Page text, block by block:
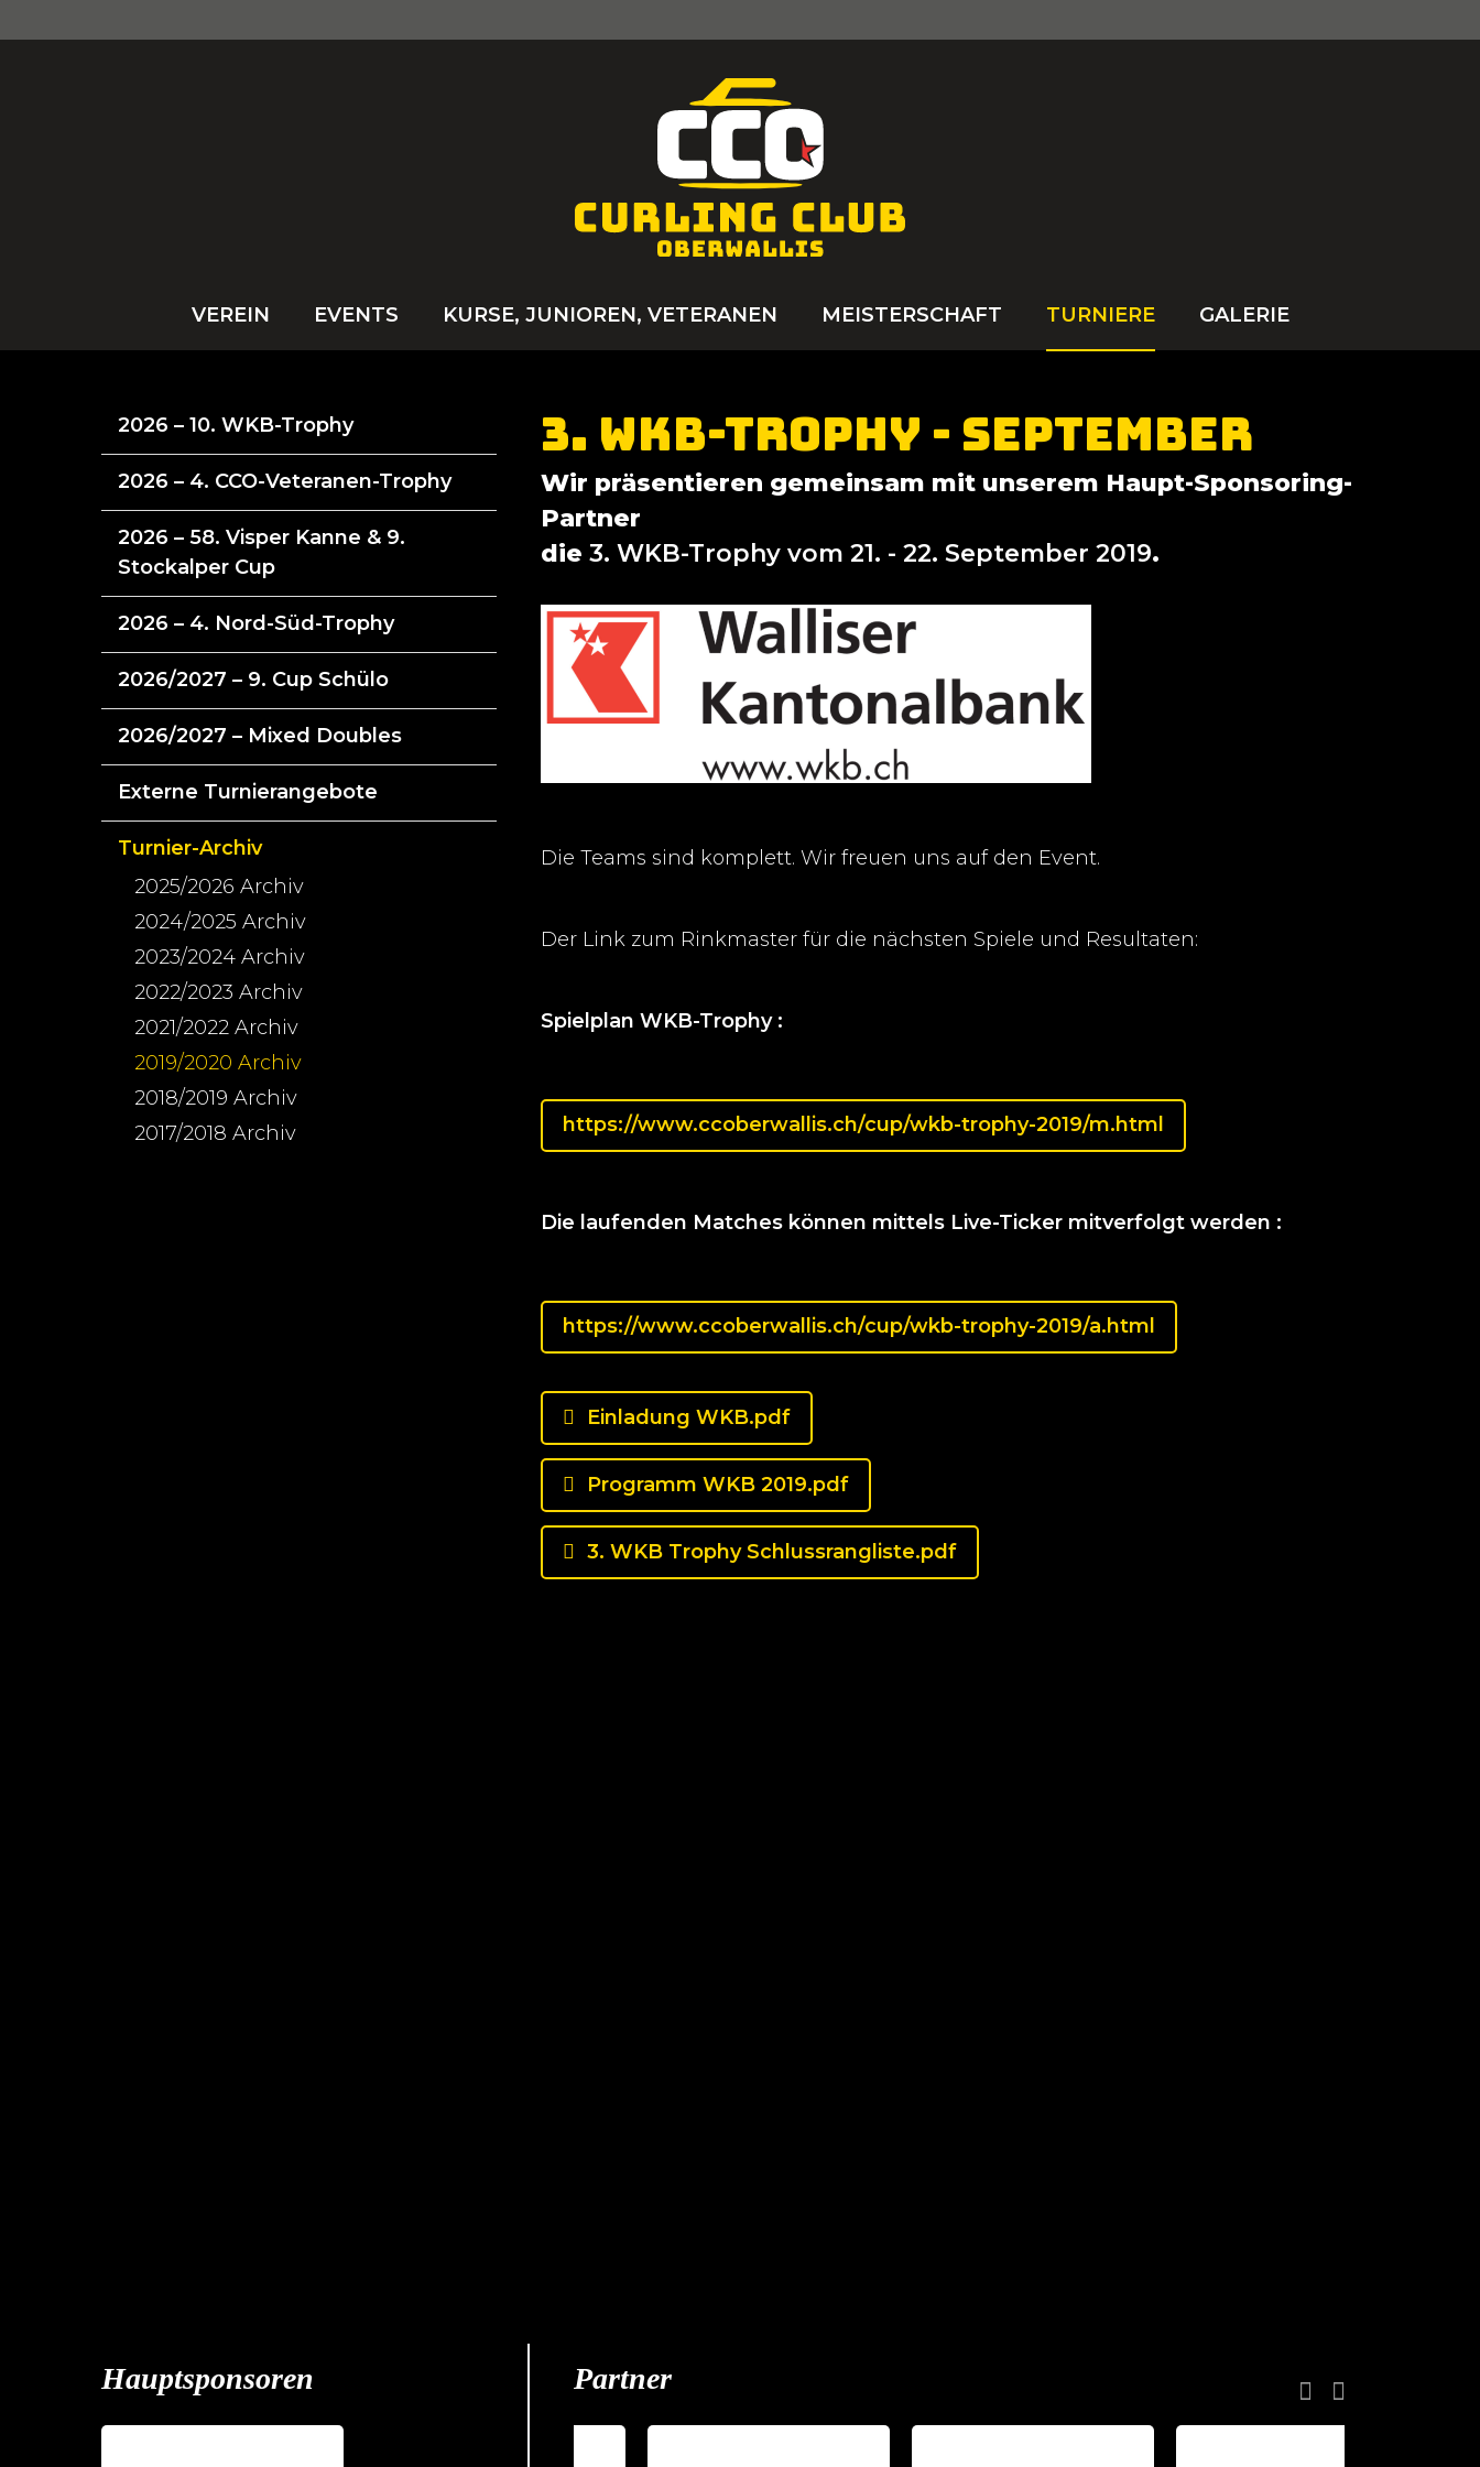
VEREIN EVENTS KURSE, JUNIOREN, VETERANEN MEISTERSCHAFT TURNIERE GALERIE
2026 – 10. WKB-Trophy
2026 – 4. CCO-Veteranen-Trophy
2026 – 58. Visper Kanne & 9.
Stockalper Cup
2026 – 4. Nord-Süd-Trophy
2026/2027 – 9. Cup Schülo
2026/2027 – Mixed Doubles
Externe Turnierangebote
Turnier-Archiv
2025/2026 Archiv
2024/2025 Archiv
2023/2024 Archiv
2022/2023 Archiv
2021/2022 Archiv
2019/2020 Archiv
2018/2019 Archiv
2017/2018 Archiv
3. WKB-Trophy - September
Wir präsentieren gemeinsam mit unserem Haupt-Sponsoring-
Partner
die 3. WKB-Trophy vom 21. - 22. September 2019.
Die Teams sind komplett. Wir freuen uns auf den Event.
Der Link zum Rinkmaster für die nächsten Spiele und Resultaten:
Spielplan WKB-Trophy :
https://www.ccoberwallis.ch/cup/wkb-trophy-2019/m.html
Die laufenden Matches können mittels Live-Ticker mitverfolgt werden :
https://www.ccoberwallis.ch/cup/wkb-trophy-2019/a.html
Einladung WKB.pdf
Programm WKB 2019.pdf
3. WKB Trophy Schlussrangliste.pdf
Hauptsponsoren Partner